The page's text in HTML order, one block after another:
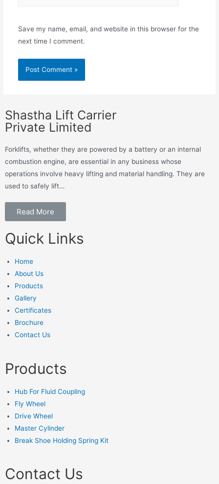
Save my name, email, and website in this browser for the
next time I comment.
Shastha Lift Carrier
Private Limited
Forklifts, whether they are powered by a battery or an internal
combustion engine, are essential in any business whose
operations involve heavy lifting and material handling. They are
used to safely lift…
Read More
Quick Links
Home
About Us
Products
Gallery
Certificates
Brochure
Contact Us
Products
Hub For Fluid Coupling
Fly Wheel
Drive Wheel
Master Cylinder
Break Shoe Holding Spring Kit
Contact Us